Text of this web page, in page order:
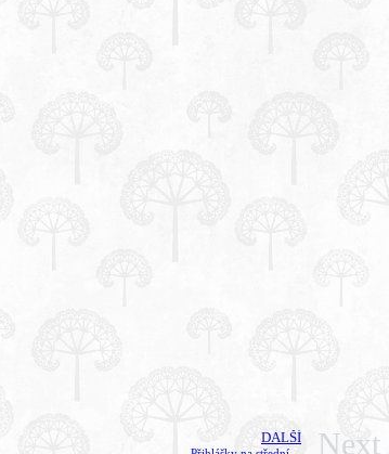
DALŠÍ Next